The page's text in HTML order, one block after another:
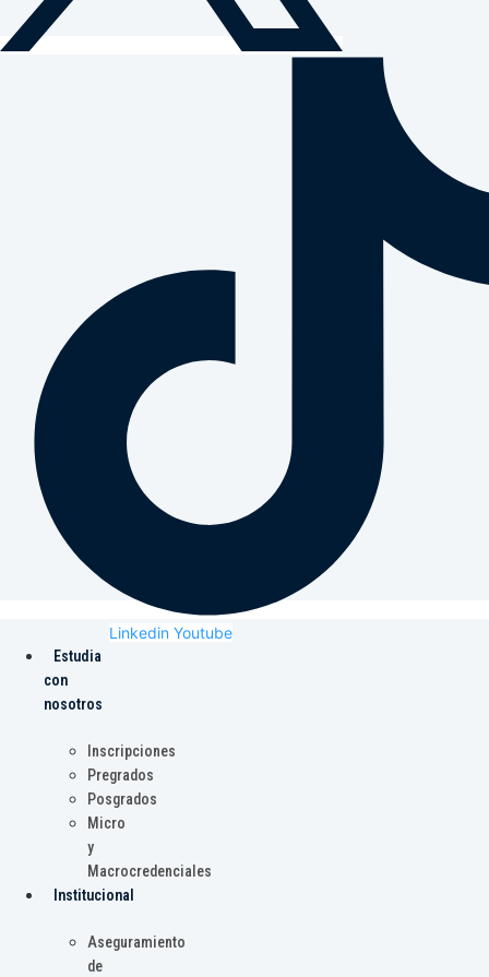
Linkedin Youtube
Estudia
con
nosotros
Inscripciones
Pregrados
Posgrados
Micro
y
Macrocredenciales
Institucional
Aseguramiento
de